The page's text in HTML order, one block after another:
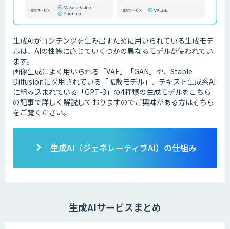
生成AIがコンテンツを生み出すために用いられている生成モデ
ルは、AIの性質に応じていくつかの異なるモデルが使われてい
ます。
画像生成によく用いられる「VAE」「GAN」や、Stable
Diffusionに採用されている「拡散モデル」、テキスト生成系AI
に組み込まれている「GPT-3」の4種類の生成モデルをこちら
の記事で詳しく解説しておりますのでご興味がある方はそちら
をご覧ください。
生成AI（ジェネレーティブAI）の仕組み
生成AIサービスまとめ